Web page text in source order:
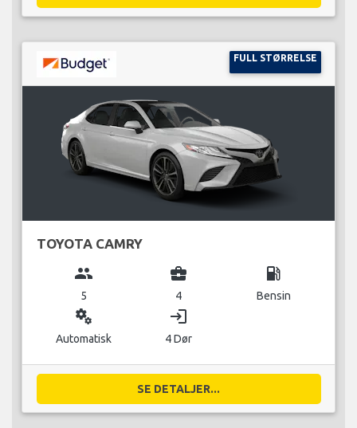
FULL STØRRELSE
TOYOTA CAMRY
group
5
business_center
4
local_gas_station
Bensin
miscellaneous_services
Automatisk
login
4 Dør
SE DETALJER...